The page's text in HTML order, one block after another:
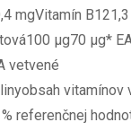
mgVitamín
µg70 µg*
vetvené
vitamínov
referenčnej